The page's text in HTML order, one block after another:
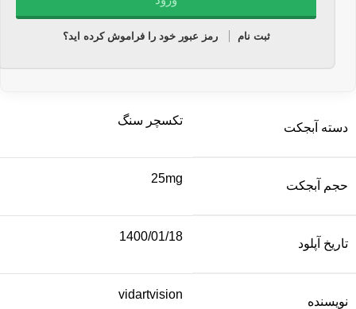
ثبت نام رمز عبور خود را فراموش کرده اید؟
دسته آبجکت
تکسچر سنگ
حجم آبجکت
25mg
تاریخ آپلود
1400/01/18
نویسنده
vidartvision